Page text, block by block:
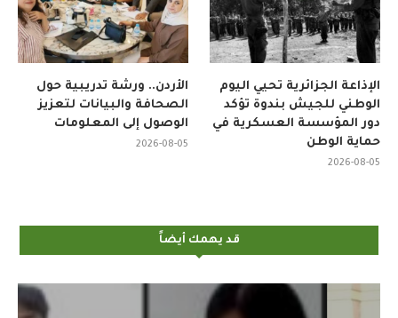
الأردن.. ورشة تدريبية حول
الصحافة والبيانات لتعزيز
الوصول إلى المعلومات
2026-08-05
الإذاعة الجزائرية تحيي اليوم
الوطني للجيش بندوة تؤكد
دور المؤسسة العسكرية في
حماية الوطن
2026-08-05
قد يهمك أيضاً